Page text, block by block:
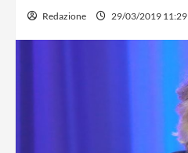
Redazione 29/03/2019 11:29